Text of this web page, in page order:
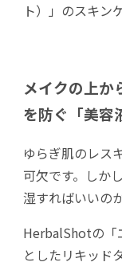
ト）」のスキン
メイクの上か
を防ぐ「美容
ゆらぎ肌のレス
可欠です。しか
湿すればいいの
HerbalShotの「
としたリキッド